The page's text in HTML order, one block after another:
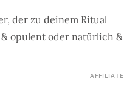
der zu deinem Ritual
opulent oder natürlich &
AFFILIATE